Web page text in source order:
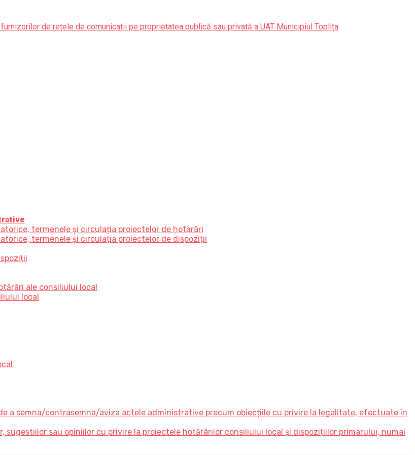
de rețele de comunicații pe proprietatea publică sau privată a UAT Municipiul Toplița
termenele și circulația proiectelor de hotărâri
termenele și circulația proiectelor de dispoziții
ale consiliului local
local
a semna/contrasemna/aviza actele administrative precum obiecțiile cu privire la legalitate, efectuate în
sugestiilor sau opiniilor cu privire la proiectele hotărârilor consiliului local și dispozițiilor primarului, numai